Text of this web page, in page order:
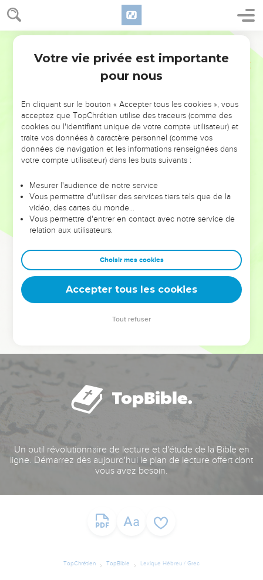
NE MANQUEZ PAS L’ÉVÉNEMENT
DE L’ANNÉE !
ET SI LEURS ERREURS POUVAIENT VOUS ÉVITER LES
VOTRES ?
leur foi ou leur vision. Mais on voit moins les doutes, les erreurs
et les saisons difficiles qu'ils ont traversés, alors même que ce
sont elles qui les ont façonnés.
Dans cette conférence, leaders, entrepreneurs, et responsables
clés pour avancer avec plus de sagesse afin que leurs erreurs
deviennent vos tremplins. Que vous guidiez un ministère, une
équipe, un groupe ou une famille, leur expérience est faite
Un outil révolutionnaire de lecture et d'étude de la Bible en
ligne. Démarrez dès aujourd'hui le plan de lecture offert dont
vous avez besoin.
TopChrétien TopBible Lexique Hébreu / Grec
Votre vie privée est importante
pour nous
En cliquant sur le bouton « Accepter tous les cookies », vous
acceptez que TopChrétien utilise des traceurs (comme des
cookies ou l'identifiant unique de votre compte utilisateur) et
traite vos données à caractère personnel (comme vos
données de navigation et les informations renseignées dans
votre compte utilisateur) dans les buts suivants :
Mesurer l'audience de notre service
Vous permettre d'utiliser des services tiers tels que de la
vidéo, des cartes du monde…
Vous permettre d'entrer en contact avec notre service de
relation aux utilisateurs.
Choisir mes cookies
Accepter tous les cookies
Tout refuser